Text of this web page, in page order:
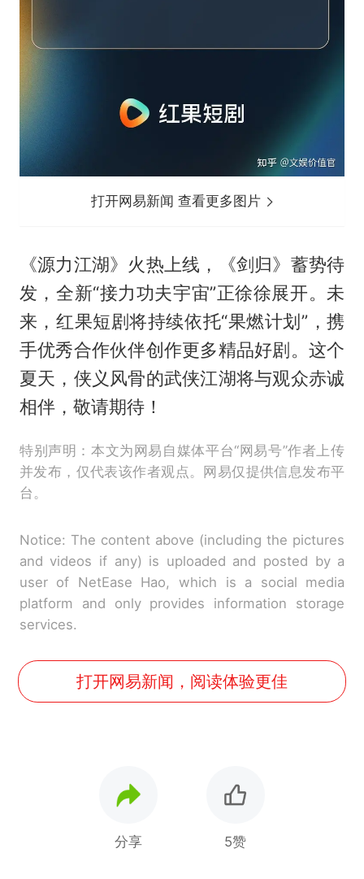
打开网易新闻 查看更多图片
《源力江湖》火热上线，《剑归》蓄势待
发，全新“接力功夫宇宙”正徐徐展开。未
来，红果短剧将持续依托“果燃计划”，携
手优秀合作伙伴创作更多精品好剧。这个
夏天，侠义风骨的武侠江湖将与观众赤诚
相伴，敬请期待！
特别声明：本文为网易自媒体平台“网易号”作者上传
并发布，仅代表该作者观点。网易仅提供信息发布平
台。
Notice: The content above (including the pictures
and videos if any) is uploaded and posted by a
user of NetEase Hao, which is a social media
platform and only provides information storage
services.
打开网易新闻，阅读体验更佳
分享 5赞